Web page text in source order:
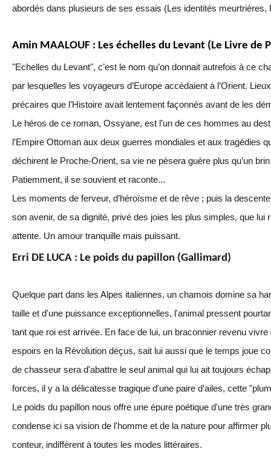
abordés dans plusieurs de ses essais (Les identités meurtrières,
Amin MAALOUF : Les échelles du Levant (Le Livre de
"Echelles du Levant", c’est le nom qu’on donnait autrefois à ce
par lesquelles les voyageurs d’Europe accédaient à l’Orient.
précaires que l’Histoire avait lentement façonnés avant de les
Le héros de ce roman, Ossyane, est l’un de ces hommes au
l’Empire Ottoman aux deux guerres mondiales et aux tragédies
déchirent le Proche-Orient, sa vie ne pèsera guère plus qu’un
Patiemment, il se souvient et raconte...
Les moments de ferveur, d’héroïsme et de rêve ; puis la
son avenir, de sa dignité, privé des joies les plus simples, que lui
attente. Un amour tranquille mais puissant.
Erri DE LUCA : Le poids du papillon (Gallimard)
Quelque part dans les Alpes italiennes, un chamois domine sa
taille et d'une puissance exceptionnelles, l'animal pressent
tant que roi est arrivée. En face de lui, un braconnier revenu
espoirs en la Révolution déçus, sait lui aussi que le temps joue
de chasseur sera d'abattre le seul animal qui lui ait toujours
forces, il y a la délicatesse tragique d'une paire d'ailes, cette
Le poids du papillon nous offre une épure poétique d'une très
condense ici sa vision de l'homme et de la nature pour affirmer
conteur, indifférent à toutes les modes littéraires.